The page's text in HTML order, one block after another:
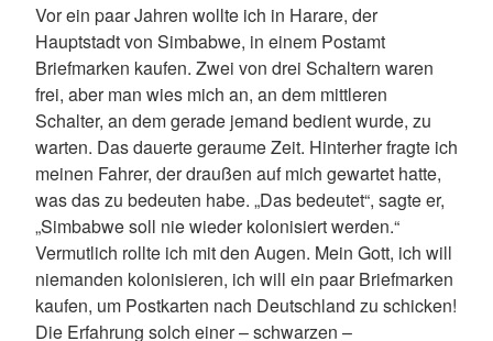
Vor ein paar Jahren wollte ich in Harare, der
Hauptstadt von Simbabwe, in einem Postamt
Briefmarken kaufen. Zwei von drei Schaltern waren
frei, aber man wies mich an, an dem mittleren
Schalter, an dem gerade jemand bedient wurde, zu
warten. Das dauerte geraume Zeit. Hinterher fragte ich
meinen Fahrer, der draußen auf mich gewartet hatte,
was das zu bedeuten habe. „Das bedeutet“, sagte er,
„Simbabwe soll nie wieder kolonisiert werden.“
Vermutlich rollte ich mit den Augen. Mein Gott, ich will
niemanden kolonisieren, ich will ein paar Briefmarken
kaufen, um Postkarten nach Deutschland zu schicken!
Die Erfahrung solch einer – schwarzen –